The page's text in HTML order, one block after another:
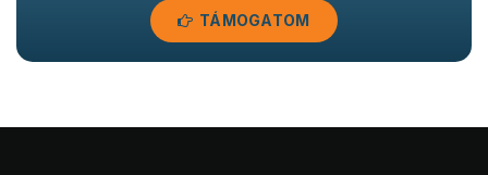
TÁMOGATOM